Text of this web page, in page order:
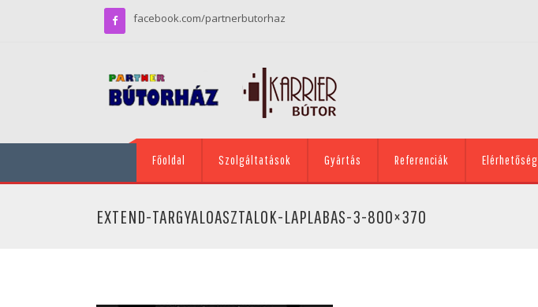
facebook.com/partnerbutorhaz
Főoldal Szolgáltatások Gyártás Referenciák Elérhetőség
EXTEND-TARGYALOASZTALOK-LAPLABAS-3-800×370